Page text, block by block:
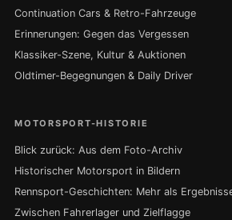
Continuation Cars & Retro-Fahrzeuge
Erinnerungen: Gegen das Vergessen
Klassiker-Szene, Kultur & Auktionen
Oldtimer-Begegnungen & Daily Driver
MOTORSPORT-HISTORIE
Blick zurück: Aus dem Foto-Archiv
Historischer Motorsport in Bildern
Rennsport-Geschichten: Mehr als
Zwischen Fahrerlager und Zielflagge